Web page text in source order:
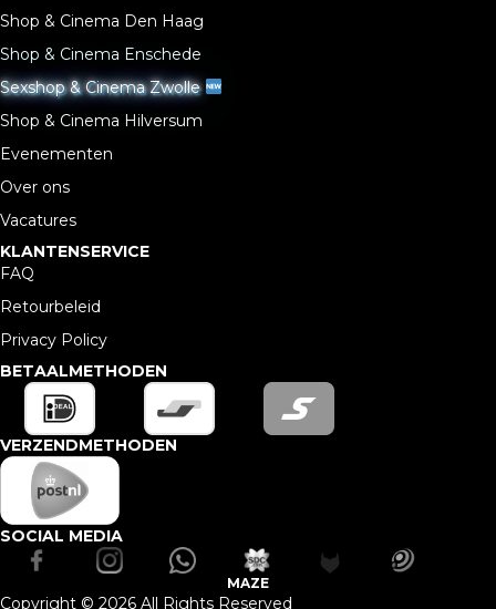
Shop & Cinema Den Haag
Shop & Cinema Enschede
Sexshop & Cinema Zwolle
Shop & Cinema Hilversum
Evenementen
Over ons
Vacatures
KLANTENSERVICE
FAQ
Retourbeleid
Privacy Policy
BETAALMETHODEN
VERZENDMETHODEN
SOCIAL MEDIA
MAZE
Copyright © 2026 All Rights Reserved